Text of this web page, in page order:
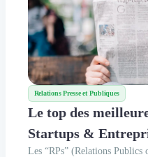
Relations Presse et Publiques
Le top des
Startups &
Les “RPs” (Relations Publics